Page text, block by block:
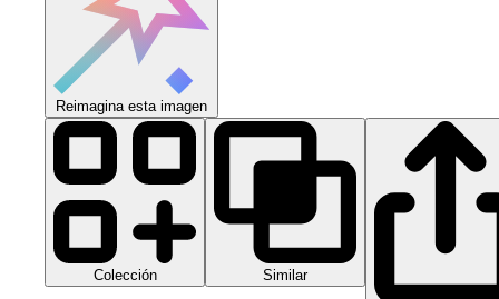
Reimagina esta imagen
Colección Similar